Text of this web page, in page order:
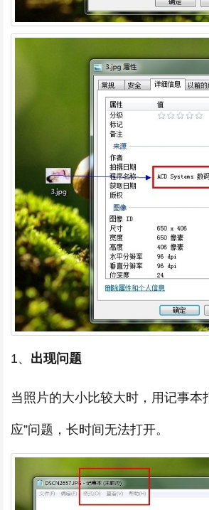
1、 出现问题
当照片的大小比较大时，用记事本
应”问题，长时间无法打开。